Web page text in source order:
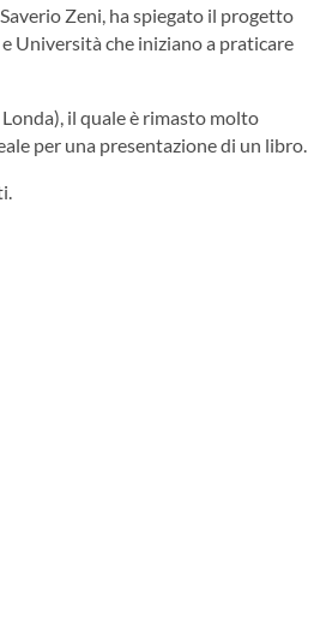
Zeni, ha spiegato il progetto
Università che iniziano a praticare
il quale è rimasto molto
per una presentazione di un libro.